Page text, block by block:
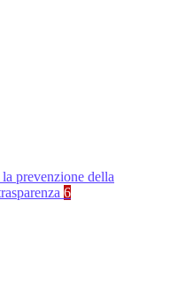
prevenzione della
6